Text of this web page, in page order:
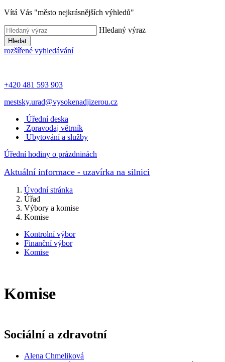
Vítá Vás "město nejkrásnějších výhledů"
Hledaný výraz
Hledat
rozšířené vyhledávání
+420 481 593 903
mestsky.urad@vysokenadjizerou.cz
Úřední deska
Zpravodaj větrník
Ubytování a služby
Úřední hodiny o prázdninách
Aktuální informace - uzavírka na silnici
Úvodní stránka
Úřad
Výbory a komise
Komise
Kontrolní výbor
Finanční výbor
Komise
Komise
Sociální a zdravotní
Alena Chmeliková